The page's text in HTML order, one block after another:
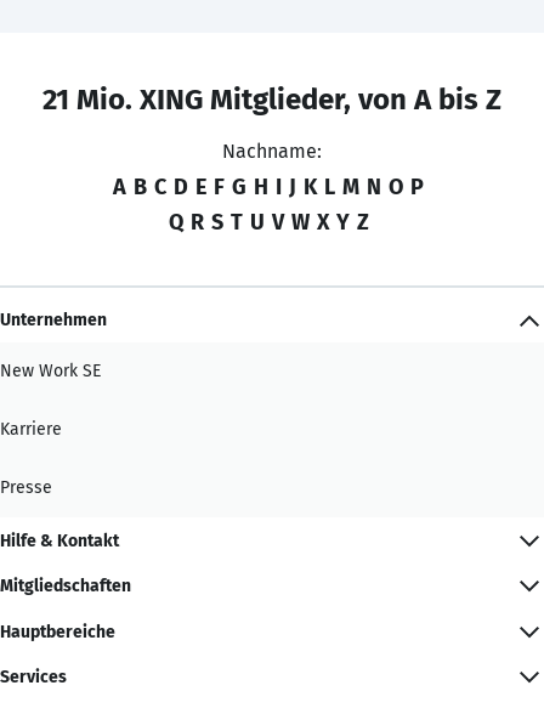
21 Mio. XING Mitglieder, von A bis Z
Nachname:
A B C D E F G H I J K L M N O P
Q R S T U V W X Y Z
Unternehmen
New Work SE
Karriere
Presse
Hilfe & Kontakt
Mitgliedschaften
Hauptbereiche
Services